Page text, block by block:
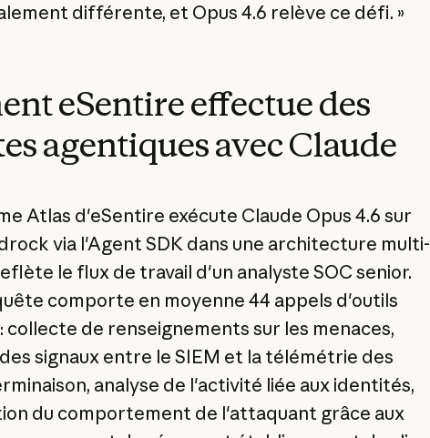
différente, et Opus 4.6 relève ce défi. »
eSentire effectue des
agentiques avec Claude
Atlas d'eSentire exécute Claude Opus 4.6 sur
via l'Agent SDK dans une architecture multi-
le flux de travail d'un analyste SOC senior.
comporte en moyenne 44 appels d'outils
collecte de renseignements sur les menaces,
signaux entre le SIEM et la télémétrie des
analyse de l'activité liée aux identités,
du comportement de l'attaquant grâce aux